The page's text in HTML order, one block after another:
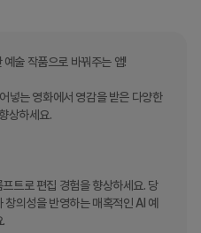
술 작품으로 바꿔주는 앱!
넣는 영화에서 영감을 받은 다양한
상하세요.
트로 편집 경험을 향상하세요. 당
의성을 반영하는 매혹적인 AI 예